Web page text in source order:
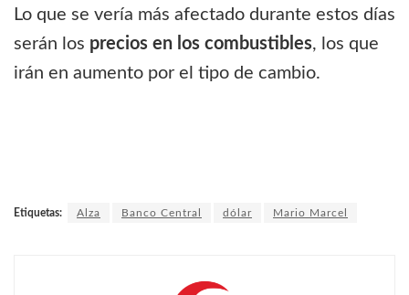
Lo que se vería más afectado durante estos días
serán los precios en los combustibles, los que
irán en aumento por el tipo de cambio.
Etiquetas: Alza Banco Central dólar Mario Marcel